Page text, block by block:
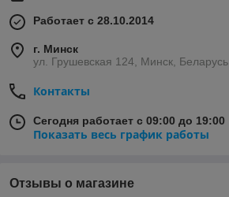
Работает с 28.10.2014
г. Минск
ул. Грушевская 124, Минск, Беларусь
Контакты
Сегодня работает с 09:00 до 19:00
Показать весь график работы
Отзывы о магазине